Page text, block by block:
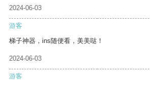
2024-06-03
游客
梯子神器，ins随便看，美美哒！
2024-06-03
游客